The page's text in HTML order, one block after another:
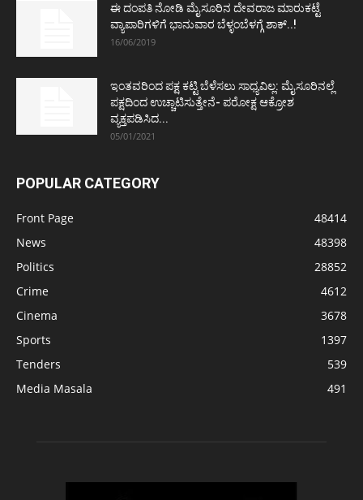
ಈ ದಂಪತಿ ನೋಡಿ ಮೈಸೂರಿನ ದೇವರಾಜ ಮಾರುಕಟ್ಟೆ
ವ್ಯಾಪಾರಿಗಳಿಗೆ ಭಾನುವಾರ ಬೆಳ್ಳಂಬೆಳಗ್ಗೆ ಶಾಕ್..!
16/06/2019
ಇಂತವರಿಂದ ಪಕ್ಷ ಕಟ್ಟಿ ಬೆಳೆಸಲು ಸಾಧ್ಯವಿಲ್ಲ: ಮೈಸೂರಿನಲ್ಲೆ
ಪಕ್ಷದಿಂದ ಉಚ್ಚಾಟಿಸುತ್ತೇನೆ- ಪರೋಕ್ಷ ಆಕ್ರೋಶ
ವ್ಯಕ್ತಪಡಿಸಿದ...
05/01/2021
POPULAR CATEGORY
Front Page
48414
News
48398
Politics
28852
Crime
4612
Cinema
3678
Sports
1397
Tenders
539
Media Masala
491